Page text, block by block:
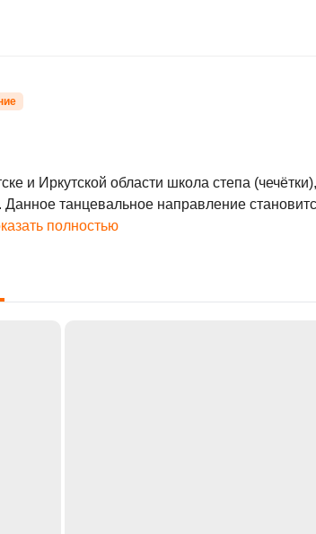
и Иркутской области школа степа
Данное танцевальное направление
полностью